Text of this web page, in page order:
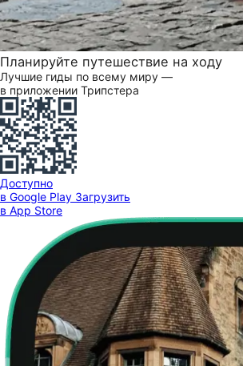
Планируйте путешествие на ходу
Лучшие гиды по всему миру —
в приложении Трипстера
Доступно
в Google Play Загрузить
в App Store